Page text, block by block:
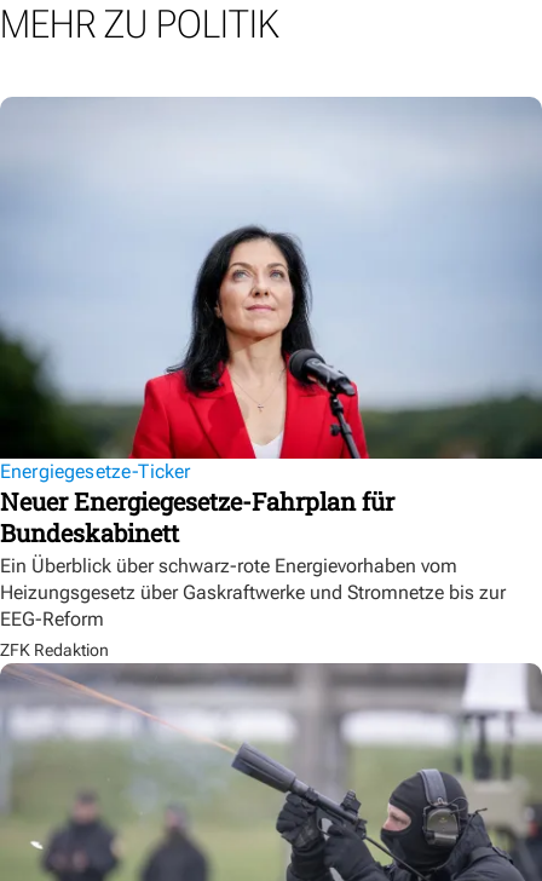
MEHR ZU POLITIK
Energiegesetze-Ticker
Neuer Energiegesetze-Fahrplan für
Bundeskabinett
Ein Überblick über schwarz-rote Energievorhaben vom
Heizungsgesetz über Gaskraftwerke und Stromnetze bis zur
EEG-Reform
ZFK Redaktion